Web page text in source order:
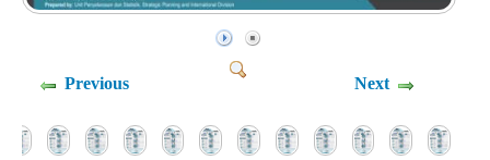
Previous Next